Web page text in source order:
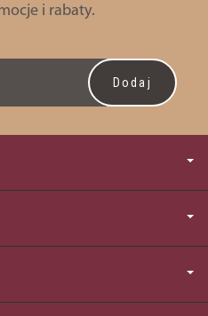
i rabaty.